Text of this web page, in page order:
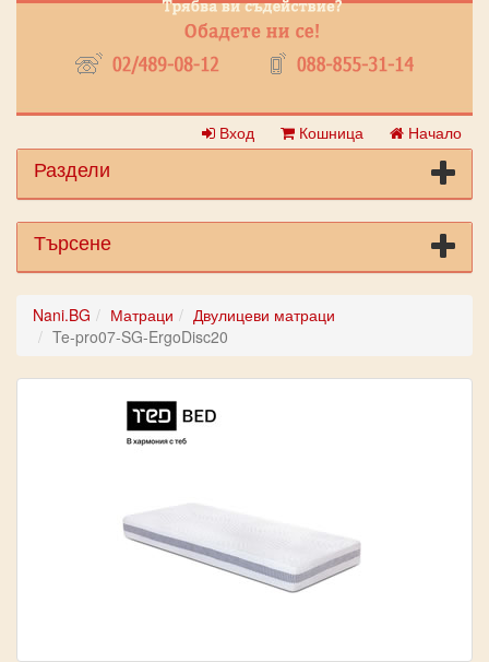
Вход Кошница Начало
Раздели
Търсене
Nani.BG Матраци
Двулицеви матраци
Te-pro07-SG-ErgoDisc20